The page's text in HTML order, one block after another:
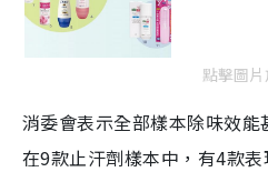
點擊圖
消委會表示全部樣本除味效能
在9款止汗劑樣本中，有4款